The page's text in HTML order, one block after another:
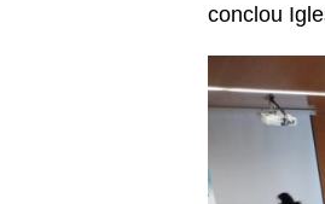
conclou